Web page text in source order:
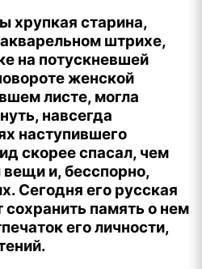
хрупкая старина,
штрихе,
на потускневшей
женской
листе, могла
навсегда
наступившего
скорее спасал, чем
и, бесспорно,
Сегодня его русская
сохранить память о нем
его личности,